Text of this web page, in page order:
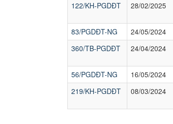
122/KH-PGDĐT
28/02/2025
83/PGDĐT-NG
24/05/2024
360/TB-PGDĐT
24/04/2024
56/PGDĐT-NG
16/05/2024
219/KH-PGDĐT
08/03/2024